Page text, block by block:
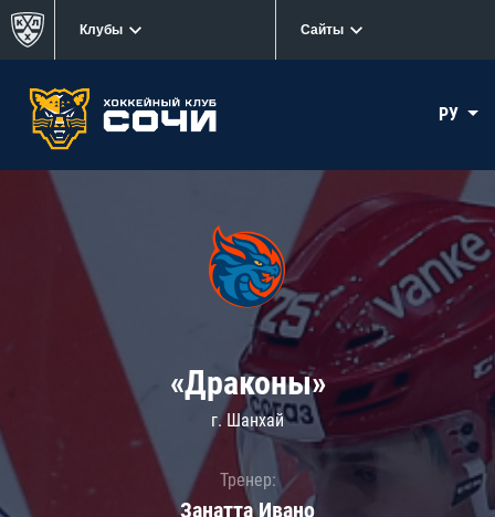
Клубы Сайты
РУ
«Драконы»
г. Шанхай
Тренер:
Занатта Иванo